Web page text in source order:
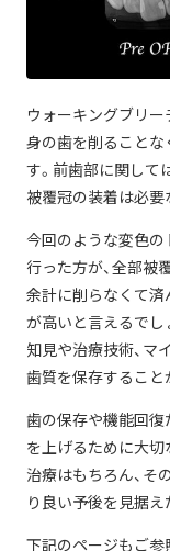
ウォーキングブリー
身の歯を削ること
す。前歯部に関して
被覆冠の装着は必要
今回のような変色の
行った方が、全部被
余計に削らなくて済
が高いと言えるでし
知見や治療技術、マ
歯質を保存すること
歯の保存や機能回復
を上げるために大切
治療はもちろん、そ
り良い予後を見据え
下記のページもご参